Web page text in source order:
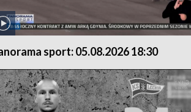
sport: 05.08.2026 18:30